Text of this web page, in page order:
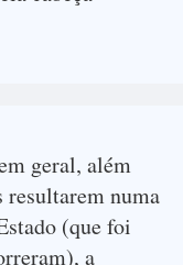
geral, além
resultarem numa
(que foi
a